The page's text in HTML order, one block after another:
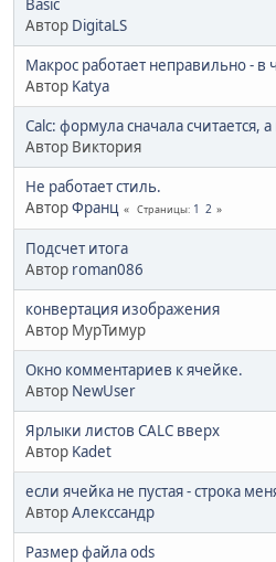
Автор DigitaLS
Макрос работает неправильно - в
Автор Katya
Calc: формула сначала считается,
Автор Виктория
Не работает стиль.
АвторФранц Страницы 1 2
Подсчет итога
Автор roman086
конвертация изображения
Автор МурТимур
Окно комментариев к ячейке.
Автор NewUser
Ярлыки листов CALC вверх
Автор Kadet
если ячейка не пустая - строка
АвторАлекссандр
Размер файла ods